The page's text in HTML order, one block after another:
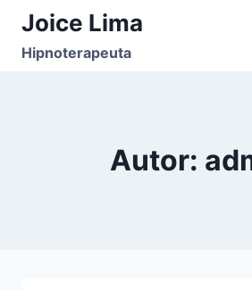
Pular
paraJoice Lima
Hipnoterapeuta
Autor: